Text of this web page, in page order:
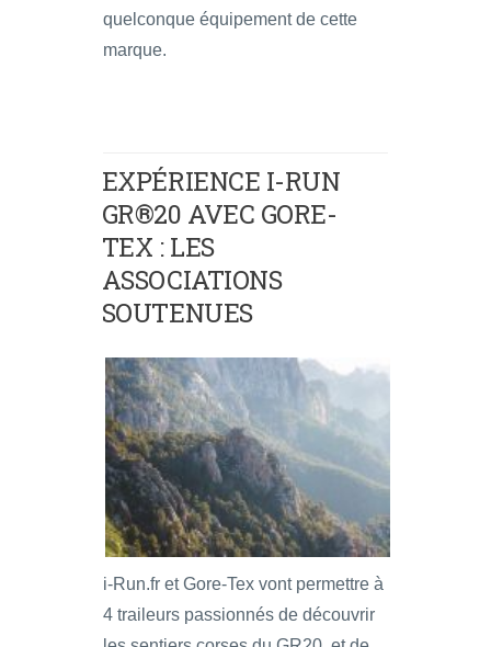
quelconque équipement de cette
marque.
EXPÉRIENCE I-RUN
GR®20 AVEC GORE-
TEX : LES
ASSOCIATIONS
SOUTENUES
i-Run.fr et Gore-Tex vont permettre à
4 traileurs passionnés de découvrir